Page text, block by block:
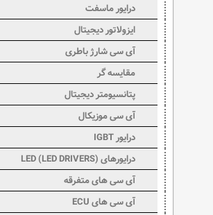
درایور ماسفت
ایزولاتور دیجیتال
آی سی شارژ باطری
مقایسه گر
پتانسیومتر دیجیتال
آی سی موزیکال
درایور IGBT
درایورهای LED (LED DRIVERS)
آی سی های متفرقه
آی سی های ECU